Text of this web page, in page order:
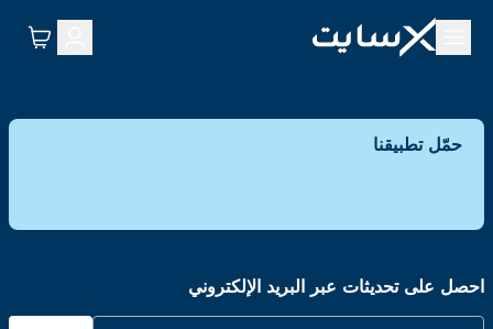
حمّل تطبيقنا
احصل على تحديثات عبر البريد الإلكتروني